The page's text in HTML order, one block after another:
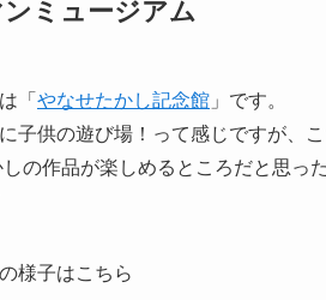
ミュージアム
「 やなせたかし記念館 」です。
子供の遊び場！って感じですが、
の作品が楽しめるところだと思っ
様子はこちら